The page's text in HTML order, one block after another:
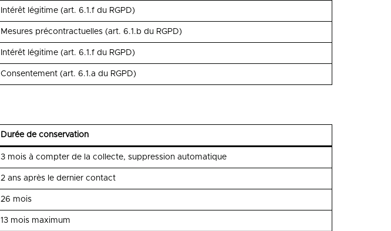
Intérêt légitime (art. 6.1.f du RGPD)
Mesures précontractuelles (art. 6.1.b du RGPD)
Intérêt légitime (art. 6.1.f du RGPD)
Consentement (art. 6.1.a du RGPD)
Durée de conservation
3 mois à compter de la collecte, suppression automatique
2 ans après le dernier contact
26 mois
13 mois maximum